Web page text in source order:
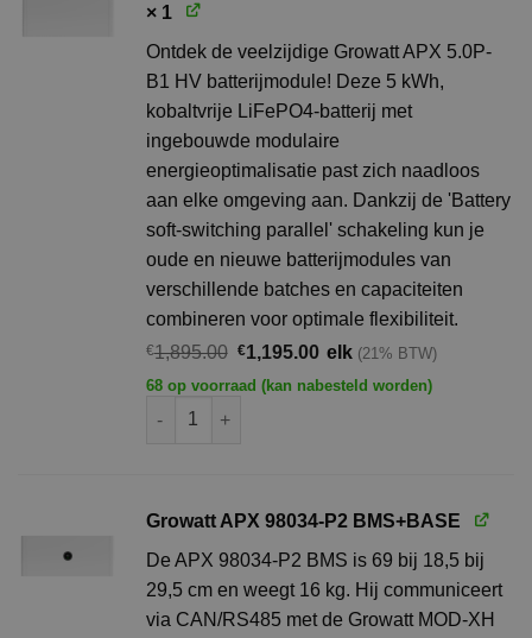
× 1
Ontdek de veelzijdige Growatt APX 5.0P-
B1 HV batterijmodule! Deze 5 kWh,
kobaltvrije LiFePO4-batterij met
ingebouwde modulaire
energieoptimalisatie past zich naadloos
aan elke omgeving aan. Dankzij de 'Battery
soft-switching parallel' schakeling kun je
oude en nieuwe batterijmodules van
verschillende batches en capaciteiten
combineren voor optimale flexibiliteit.
€1,895.00 Oorspronkelijke
was:
€1,195.00Huidige
is:
elk (21% BTW)
68 op voorraad (kan nabesteld worden)
Growatt APX 5.0P-B1 HV batterij module aantal
Growatt APX 98034-P2 BMS+BASE
De APX 98034-P2 BMS is 69 bij 18,5 bij
29,5 cm en weegt 16 kg. Hij communiceert
via CAN/RS485 met de Growatt MOD-XH